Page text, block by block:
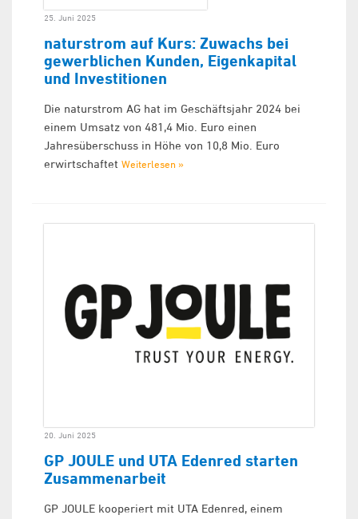
25. Juni 2025
naturstrom auf Kurs: Zuwachs bei
gewerblichen Kunden, Eigenkapital
und Investitionen
Die naturstrom AG hat im Geschäftsjahr 2024 bei
einem Umsatz von 481,4 Mio. Euro einen
Jahresüberschuss in Höhe von 10,8 Mio. Euro
erwirtschaftet Weiterlesen »
20. Juni 2025
GP JOULE und UTA Edenred starten
Zusammenarbeit
GP JOULE kooperiert mit UTA Edenred, einem